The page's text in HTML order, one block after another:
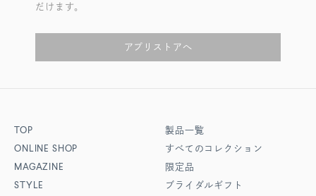
だけます。
アプリストアへ
TOP
ONLINE SHOP
MAGAZINE
STYLE
製品一覧
すべてのコレクション
限定品
ブライダルギフト